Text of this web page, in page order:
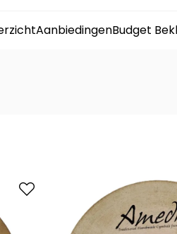
AanbiedingenBudget